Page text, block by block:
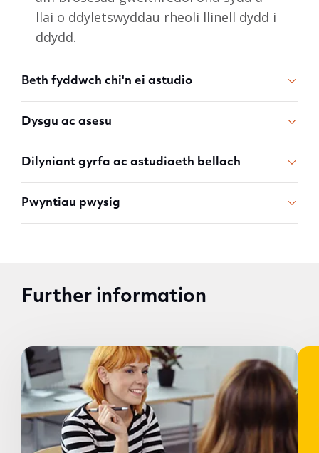
llai o ddyletswyddau rheoli llinell dydd i
ddydd.
Beth fyddwch chi'n ei astudio
Dysgu ac asesu
Dilyniant gyrfa ac astudiaeth bellach
Pwyntiau pwysig
Further information